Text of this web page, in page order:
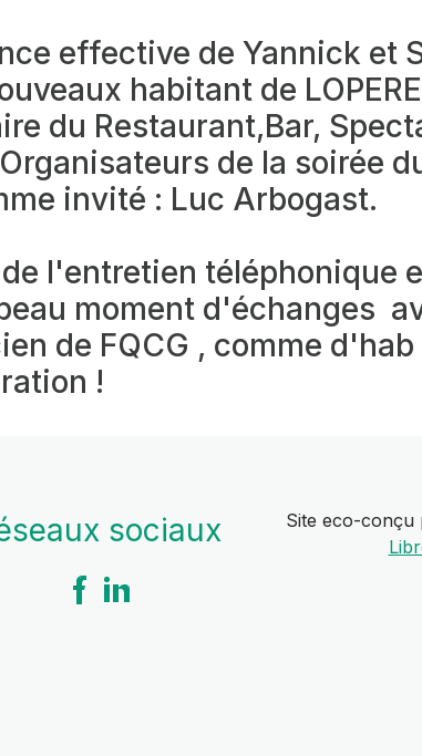
effective de Yannick et
habitant de
du Restaurant,Bar,
de la soirée
invité : Luc Arbogast.
l'entretien téléphonique
moment d'échanges
de FQCG , comme d'hab
!
sociaux Site eco-conçu